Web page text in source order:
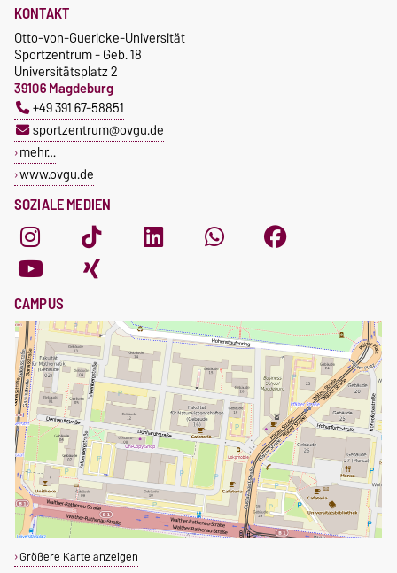
SOZIALE MEDIEN
KONTAKT
Otto-von-Guericke-Universität
Sportzentrum - Geb. 18
Universitätsplatz 2
39106 Magdeburg
+49 391 67-58851
sportzentrum@ovgu.de
mehr…
www.ovgu.de
CAMPUS
Größere Karte anzeigen